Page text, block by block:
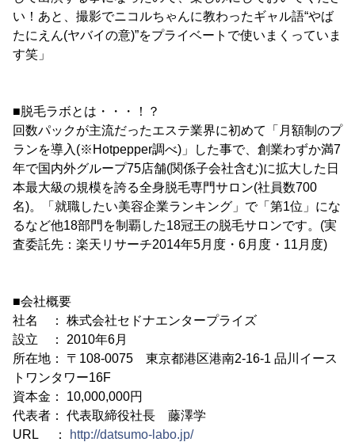
い！あと、撮影でニコルちゃんに教わったギャル語“やば
たにえん(ヤバイの意)”をプライベートで使いまくっていま
す笑」
■脱毛ラボとは・・・！？
回数パックが主流だったエステ業界に初めて「月額制のプ
ランを導入(※Hotpepper調べ)」した事で、創業わずか満7
年で国内外グループ75店舗(関係子会社含む)に拡大した日
本最大級の規模を誇る全身脱毛専門サロン(社員数700
名)。「就職したい美容企業ランキング」で「第1位」にな
るなど他18部門を制覇した18冠王の脱毛サロンです。(実
査委託先：楽天リサーチ2014年5月度・6月度・11月度)
■会社概要
社名 ： 株式会社セドナエンタープライズ
設立 ： 2010年6月
所在地： 〒108-0075 東京都港区港南2-16-1 品川イース
トワンタワー16F
資本金： 10,000,000円
代表者： 代表取締役社長 藤澤学
URL ：
http://datsumo-labo.jp/